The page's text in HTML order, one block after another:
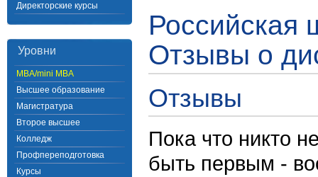
Директорские курсы
Уровни
MBA/mini MBA
Высшее образование
Магистратура
Второе высшее
Колледж
Профпереподготовка
Курсы
Российская
Отзывы о
Отзывы
Пока что никто
быть первым -